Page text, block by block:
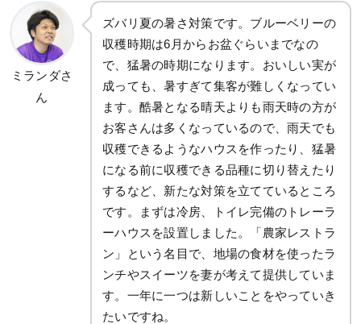
ミランダさ
ん
ズバリ夏の暑さ対策です。ブルーベリーの
収穫時期は6月からお盆ぐらいまでなの
で、猛暑の時期になります。おいしい実が
成っても、暑すぎて集客が難しくなってい
ます。酷暑となる晴天よりも雨天時の方が
お客さんは多くなっているので、雨天でも
収穫できるようなハウスを作ったり、猛暑
になる前に収穫できる品種に切り替えたり
するなど、新たな対策を立てているところ
です。まずは冷房、トイレ完備のトレーラ
ーハウスを設置しました。「農家レストラ
ン」という名目で、地場の食材を使ったラ
ンチやスイーツを妻が考えて提供していま
す。一年に一つは新しいことをやっていき
たいですね。